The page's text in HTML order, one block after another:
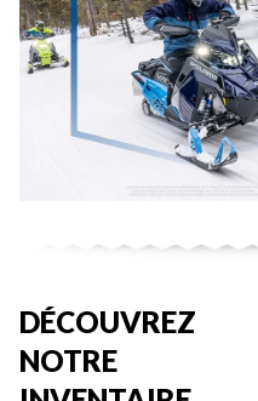
DÉCOUVREZ
NOTRE